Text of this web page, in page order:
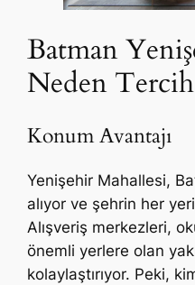
Batman
Neden
Konum Avantajı
Yenişehir Mahallesi,
alıyor ve şehrin her
Alışveriş merkezleri,
önemli yerlere olan
kolaylaştırıyor. Peki,